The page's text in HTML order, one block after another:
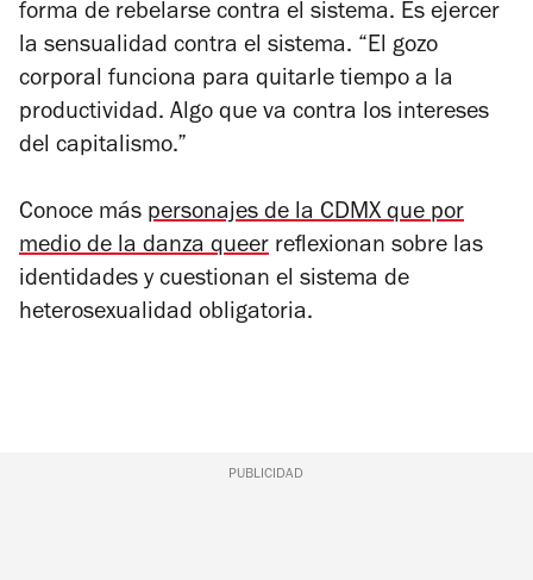
forma de rebelarse contra el sistema. Es ejercer
la sensualidad contra el sistema. “El gozo
corporal funciona para quitarle tiempo a la
productividad. Algo que va contra los intereses
del capitalismo.”
Conoce más personajes de la CDMX que por
medio de la danza queer reflexionan sobre las
identidades y cuestionan el sistema de
heterosexualidad obligatoria.
PUBLICIDAD